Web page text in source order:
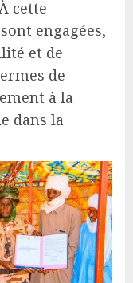
cette
engagées,
et de
de
à la
dans la